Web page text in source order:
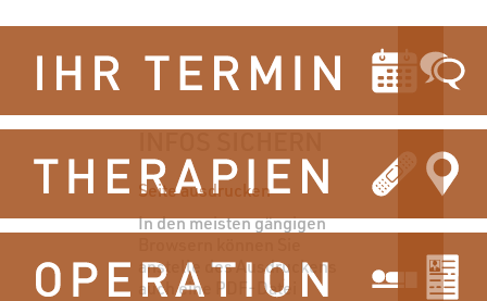
Seite ausdrucken
In den meisten gängigen
anstelle des Ausdruckens
auch eine PDF-Datei